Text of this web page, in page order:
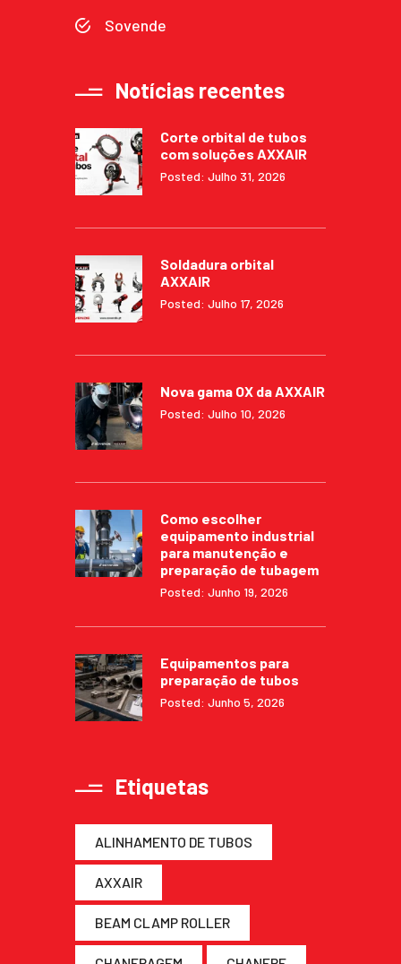
Sovende
Notícias recentes
Corte orbital de tubos
com soluções AXXAIR
Posted: Julho 31, 2026
Soldadura orbital
AXXAIR
Posted: Julho 17, 2026
Nova gama OX da AXXAIR
Posted: Julho 10, 2026
Como escolher
equipamento industrial
para manutenção e
preparação de tubagem
Posted: Junho 19, 2026
Equipamentos para
preparação de tubos
Posted: Junho 5, 2026
Etiquetas
ALINHAMENTO DE TUBOS
AXXAIR
BEAM CLAMP ROLLER